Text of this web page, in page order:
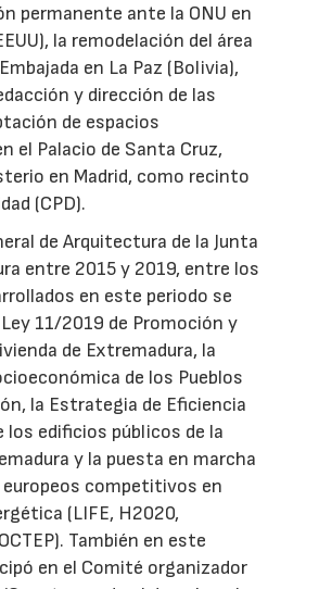
permanente ante la ONU en
la remodelación del área
en La Paz (Bolivia),
y dirección de las
de espacios
el Palacio de Santa Cruz,
en Madrid, como recinto
(CPD).
de Arquitectura de la Junta
entre 2015 y 2019, entre los
en este periodo se
11/2019 de Promoción y
de Extremadura, la
de los Pueblos
la Estrategia de Eficiencia
los edificios públicos de la
y la puesta en marcha
competitivos en
(LIFE, H2020,
También en este
en el Comité organizador